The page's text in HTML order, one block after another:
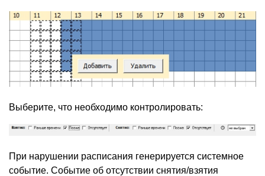
Выберите, что необходимо контролировать:
При нарушении расписания генерируется системное
событие. Событие об отсутствии снятия/взятия